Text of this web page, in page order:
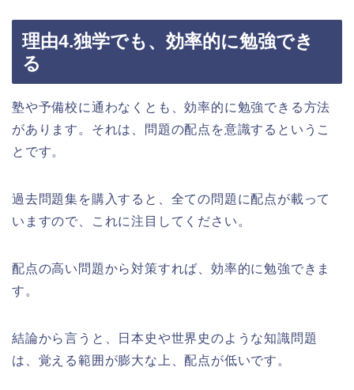
理由4.独学でも、効率的に勉強でき
る
塾や予備校に通わなくとも、効率的に勉強できる方法
があります。それは、問題の配点を意識するというこ
とです。
過去問題集を購入すると、全ての問題に配点が載って
いますので、これに注目してください。
配点の高い問題から対策すれば、効率的に勉強できま
す。
結論から言うと、日本史や世界史のような知識問題
は、覚える範囲が膨大な上、配点が低いです。